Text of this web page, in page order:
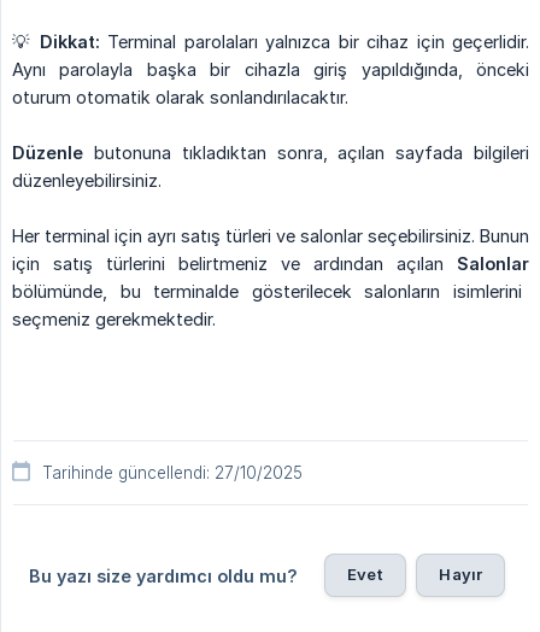
💡 Dikkat: Terminal parolaları yalnızca bir cihaz için geçerlidir.
Aynı parolayla başka bir cihazla giriş yapıldığında, önceki
oturum otomatik olarak sonlandırılacaktır.
Düzenle butonuna tıkladıktan sonra, açılan sayfada bilgileri
düzenleyebilirsiniz.
Her terminal için ayrı satış türleri ve salonlar seçebilirsiniz. Bunun
için satış türlerini belirtmeniz ve ardından açılan Salonlar
bölümünde, bu terminalde gösterilecek salonların isimlerini
seçmeniz gerekmektedir.
Tarihinde güncellendi: 27/10/2025
Bu yazı size yardımcı oldu mu? Evet Hayır